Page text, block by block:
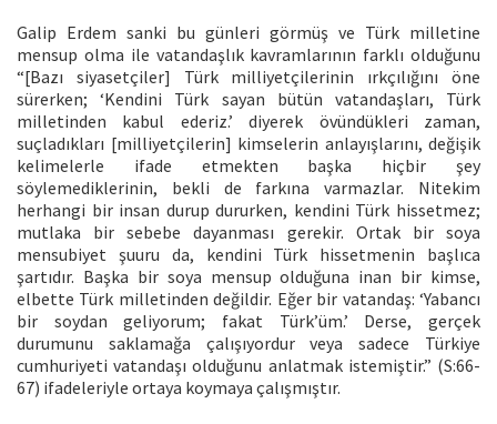
Galip Erdem sanki bu günleri görmüş ve Türk milletine
mensup olma ile vatandaşlık kavramlarının farklı olduğunu
“[Bazı siyasetçiler] Türk milliyetçilerinin ırkçılığını öne
sürerken; ‘Kendini Türk sayan bütün vatandaşları, Türk
milletinden kabul ederiz.’ diyerek övündükleri zaman,
suçladıkları [milliyetçilerin] kimselerin anlayışlarını, değişik
kelimelerle ifade etmekten başka hiçbir şey
söylemediklerinin, bekli de farkına varmazlar. Nitekim
herhangi bir insan durup dururken, kendini Türk hissetmez;
mutlaka bir sebebe dayanması gerekir. Ortak bir soya
mensubiyet şuuru da, kendini Türk hissetmenin başlıca
şartıdır. Başka bir soya mensup olduğuna inan bir kimse,
elbette Türk milletinden değildir. Eğer bir vatandaş: ‘Yabancı
bir soydan geliyorum; fakat Türk’üm.’ Derse, gerçek
durumunu saklamağa çalışıyordur veya sadece Türkiye
cumhuriyeti vatandaşı olduğunu anlatmak istemiştir.” (S:66-
67) ifadeleriyle ortaya koymaya çalışmıştır.